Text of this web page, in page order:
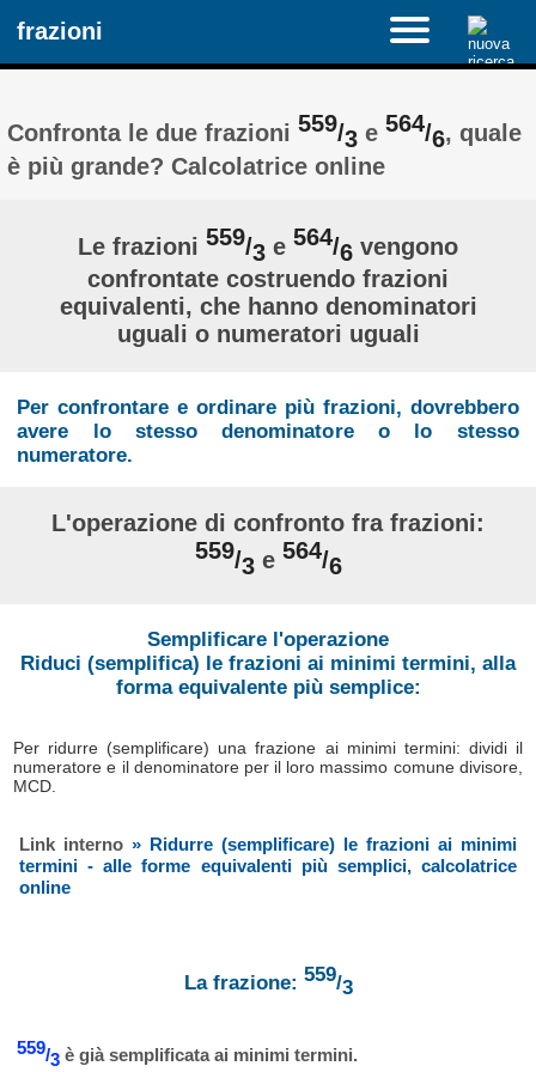
frazioni
Confronta le due frazioni559/3 e564/6, quale
è più grande? Calcolatrice online
Le frazioni 559/3 e 564/6 vengono
confrontate costruendo frazioni
equivalenti, che hanno denominatori
uguali o numeratori uguali
Per confrontare e ordinare più frazioni, dovrebbero
avere lo stesso denominatore o lo stesso
numeratore.
L'operazione di confronto fra frazioni:
559/3 e 564/6
Semplificare l'operazione
Riduci (semplifica) le frazioni ai minimi termini, alla
forma equivalente più semplice:
Per ridurre (semplificare) una frazione ai minimi termini: dividi il
numeratore e il denominatore per il loro massimo comune divisore,
MCD.
Link interno» Ridurre (semplificare) le frazioni ai minimi
termini - alle forme equivalenti più semplici, calcolatrice
online
La frazione: 559/3
559/3 è già semplificata ai minimi termini.